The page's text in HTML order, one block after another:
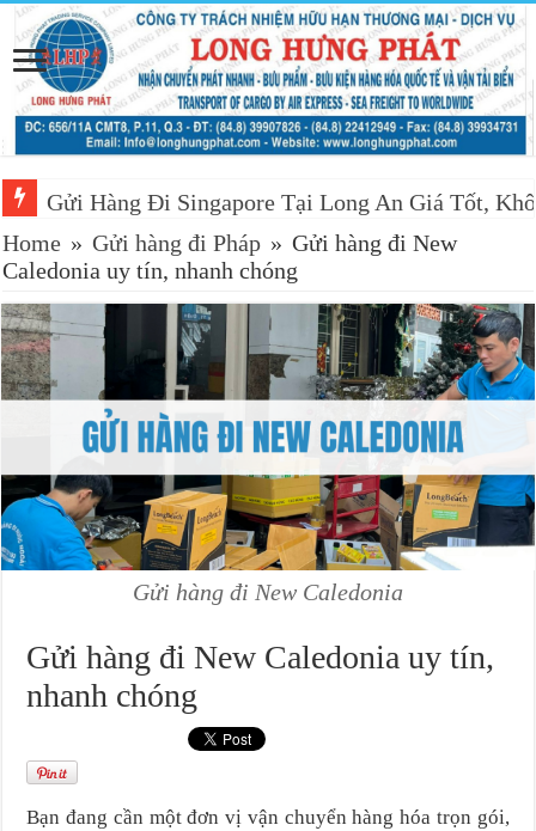
Gửi Hàng Đi Singapore Tại Long An Giá Tốt,
Báo Giá Gửi Hàng Đi Singapore Tại Sóc Trăng
Home » Gửi hàng đi Pháp » Gửi hàng đi New
Caledonia uy tín, nhanh chóng
Gửi hàng đi New Caledonia
Gửi hàng đi New Caledonia uy tín,
nhanh chóng
Bạn đang cần một đơn vị vận chuyển hàng hóa trọn gói,